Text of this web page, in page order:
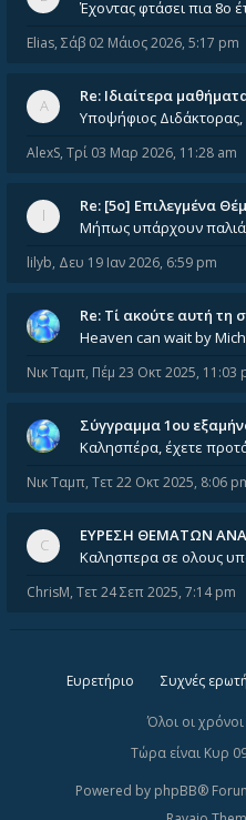
Elias, Σάβ 02 Μάιος 2026, 5:17 pm
Re: Ιδιαίτερα
AlexS, Τρί 03 Μαρ 2026, 11:28 am
Re: [5ο] Επιλεγμένα
Μήπως υπάρχουν
lilyb, Δευ 19 Ιαν 2026, 6:59 pm
Re: Tί ακούτε αυτή τη
Heaven can wait by
Νικ Ταμπ, Πέμ 23 Οκτ 2025, 11:03
Σύγγραμμα 1ου
Νικ Ταμπ, Τετ 22 Οκτ 2025, 8:06
ΕΥΡΕΣΗ ΘΕΜΑΤΩΝ
ChrisM, Τετ 24 Σεπ 2025, 7:14 pm
Ευρετήριο Συχνές
Όλοι οι χρόνοι
Τώρα είναι Κυρ
Powered by phpBB®